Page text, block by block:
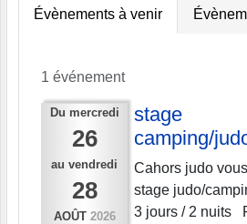
Évènements à venir
1 événement
Du mercredi
26
au vendredi
28
AOÛT 2026
stage
camping/
Cahors judo
stage judo/
3 jours / 2 nuits